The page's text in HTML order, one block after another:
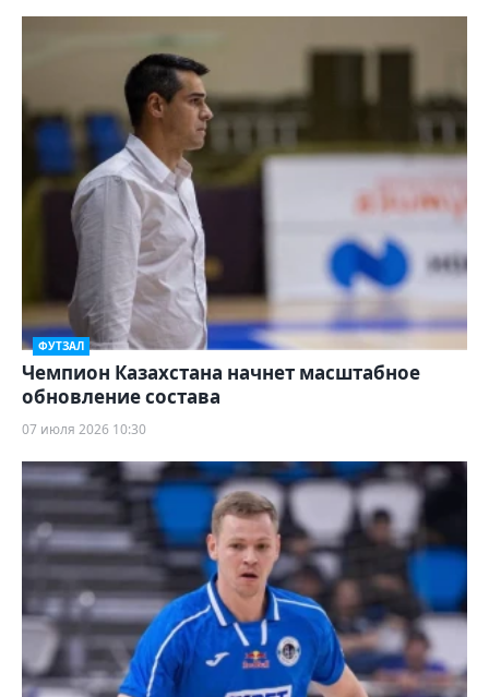
ФУТЗАЛ
Чемпион Казахстана начнет масштабное
обновление состава
07 июля 2026 10:30